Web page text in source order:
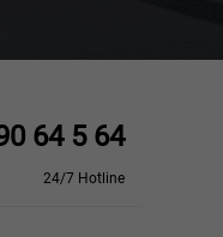
64 5 64
24/7 Hotline